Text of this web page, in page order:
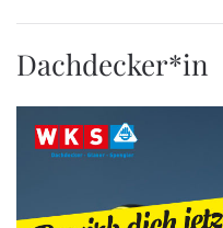
Dachdecker*in